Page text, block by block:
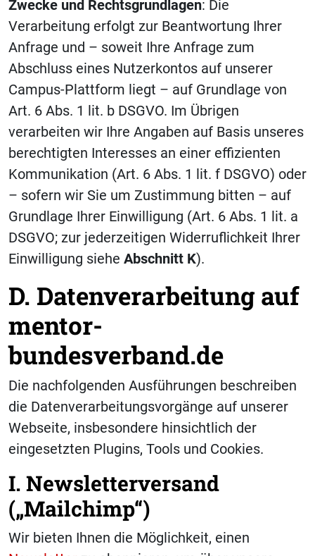
Zwecke und Rechtsgrundlagen: Die
Verarbeitung erfolgt zur Beantwortung Ihrer
Anfrage und – soweit Ihre Anfrage zum
Abschluss eines Nutzerkontos auf unserer
Campus-Plattform liegt – auf Grundlage von
Art. 6 Abs. 1 lit. b DSGVO. Im Übrigen
verarbeiten wir Ihre Angaben auf Basis unseres
berechtigten Interesses an einer effizienten
Kommunikation (Art. 6 Abs. 1 lit. f DSGVO) oder
– sofern wir Sie um Zustimmung bitten – auf
Grundlage Ihrer Einwilligung (Art. 6 Abs. 1 lit. a
DSGVO; zur jederzeitigen Widerruflichkeit Ihrer
Einwilligung siehe Abschnitt K).
D. Datenverarbeitung auf
mentor-
bundesverband.de
Die nachfolgenden Ausführungen beschreiben
die Datenverarbeitungsvorgänge auf unserer
Webseite, insbesondere hinsichtlich der
eingesetzten Plugins, Tools und Cookies.
I. Newsletterversand
(„Mailchimp“)
Wir bieten Ihnen die Möglichkeit, einen